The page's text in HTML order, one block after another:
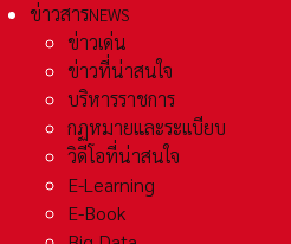
ข่าวสารNEWS
ข่าวเด่น
ข่าวที่น่าสนใจ
บริหารราชการ
กฏหมายและระเเบียบ
วิดีโอที่น่าสนใจ
E-Learning
E-Book